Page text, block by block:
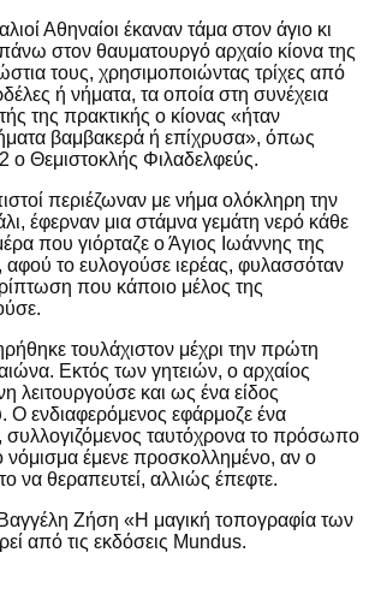
Αθηναίοι έκαναν τάμα στον άγιο κι
στον θαυματουργό αρχαίο κίονα της
τους, χρησιμοποιώντας τρίχες από
ή νήματα, τα οποία στη συνέχεια
της πρακτικής ο κίονας «ήταν
βαμβακερά ή επίχρυσα», όπως
ο Θεμιστοκλής Φιλαδελφεύς.
περιέζωναν με νήμα ολόκληρη την
έφερναν μια στάμνα γεμάτη νερό κάθε
που γιόρταζε ο Άγιος Ιωάννης της
αφού το ευλογούσε ιερέας, φυλασσόταν
που κάποιο μέλος της
τουλάχιστον μέχρι την πρώτη
Εκτός των γητειών, ο αρχαίος
λειτουργούσε και ως ένα είδος
Ο ενδιαφερόμενος εφάρμοζε ένα
ταυτόχρονα το πρόσωπο
έμενε προσκολλημένο, αν ο
να θεραπευτεί, αλλιώς έπεφτε.
Βαγγέλη Ζήση «Η μαγική τοπογραφία των
από τις εκδόσεις Mundus.